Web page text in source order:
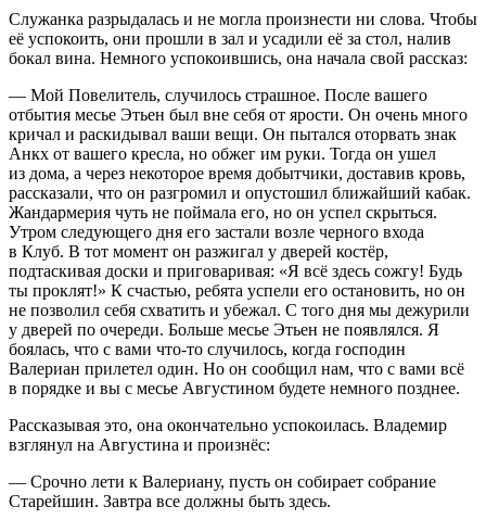
Служанка разрыдалась и не могла произнести ни слова. Чтобы
её успокоить, они прошли в зал и усадили её за стол, налив
бокал вина. Немного успокоившись, она начала свой рассказ:
— Мой Повелитель, случилось страшное. После вашего
отбытия месье Этьен был вне себя от ярости. Он очень много
кричал и раскидывал ваши вещи. Он пытался оторвать знак
Анкх от вашего кресла, но обжег им руки. Тогда он ушел
из дома, а через некоторое время добытчики, доставив кровь,
рассказали, что он разгромил и опустошил ближайший кабак.
Жандармерия чуть не поймала его, но он успел скрыться.
Утром следующего дня его застали возле черного входа
в Клуб. В тот момент он разжигал у дверей костёр,
подтаскивая доски и приговаривая: «Я всё здесь сожгу! Будь
ты проклят!» К счастью, ребята успели его остановить, но он
не позволил себя схватить и убежал. С того дня мы дежурили
у дверей по очереди. Больше месье Этьен не появлялся. Я
боялась, что с вами что-то случилось, когда господин
Валериан прилетел один. Но он сообщил нам, что с вами всё
в порядке и вы с месье Августином будете немного позднее.
Рассказывая это, она окончательно успокоилась. Владемир
взглянул на Августина и произнёс:
— Срочно лети к Валериану, пусть он собирает собрание
Старейшин. Завтра все должны быть здесь.